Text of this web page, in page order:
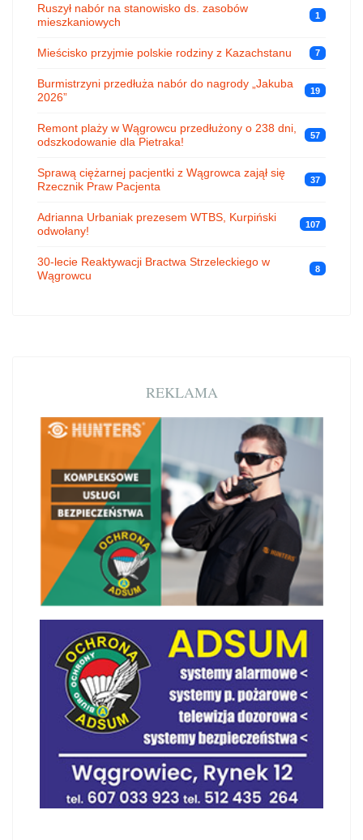
Ruszył nabór na stanowisko ds. zasobów
mieszkaniowych
1
Mieścisko przyjmie polskie rodziny z Kazachstanu 7
Burmistrzyni przedłuża nabór do nagrody „Jakuba
2026”
19
Remont plaży w Wągrowcu przedłużony o 238 dni,
odszkodowanie dla Pietraka!
57
Sprawą ciężarnej pacjentki z Wągrowca zajął się
Rzecznik Praw Pacjenta
37
Adrianna Urbaniak prezesem WTBS, Kurpiński
odwołany!
107
30-lecie Reaktywacji Bractwa Strzeleckiego w
Wągrowcu
8
REKLAMA